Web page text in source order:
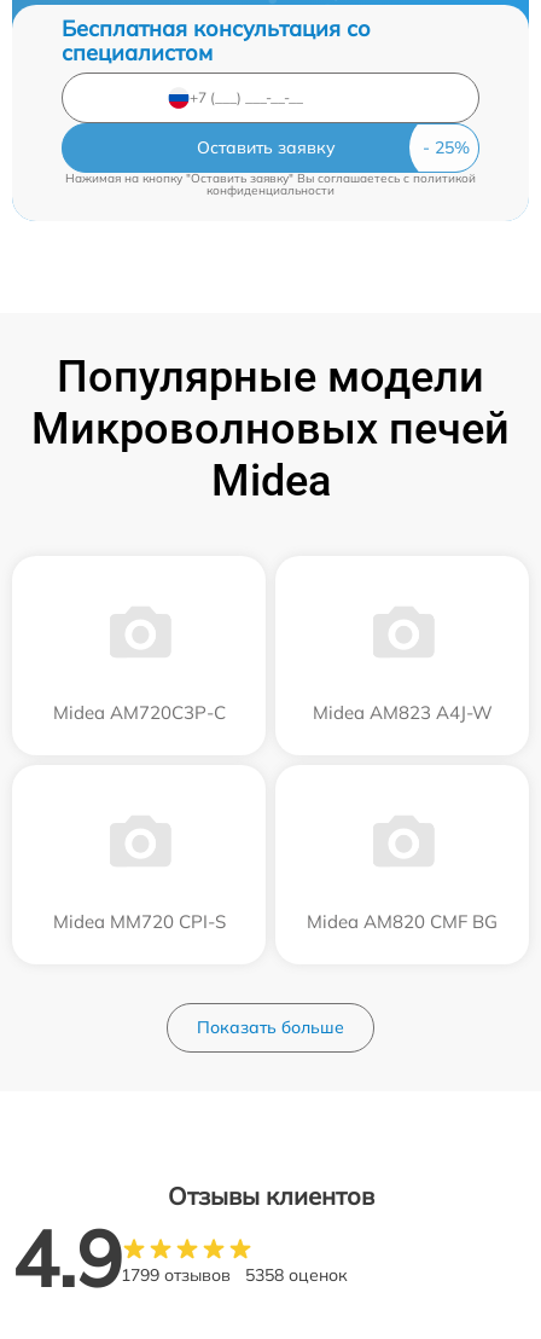
Бесплатная консультация со
специалистом
Оставить заявку
Нажимая на кнопку "Оставить заявку" Вы соглашаетесь cполитикой
конфиденциальности
Популярные модели
Микроволновых печей
Midea
Midea AM720C3P-C Midea AM823 A4J-W
Midea MM720 CPI-S Midea AM820 CMF BG
Показать больше
Отзывы клиентов
4.91799 отзывов 5358 оценок